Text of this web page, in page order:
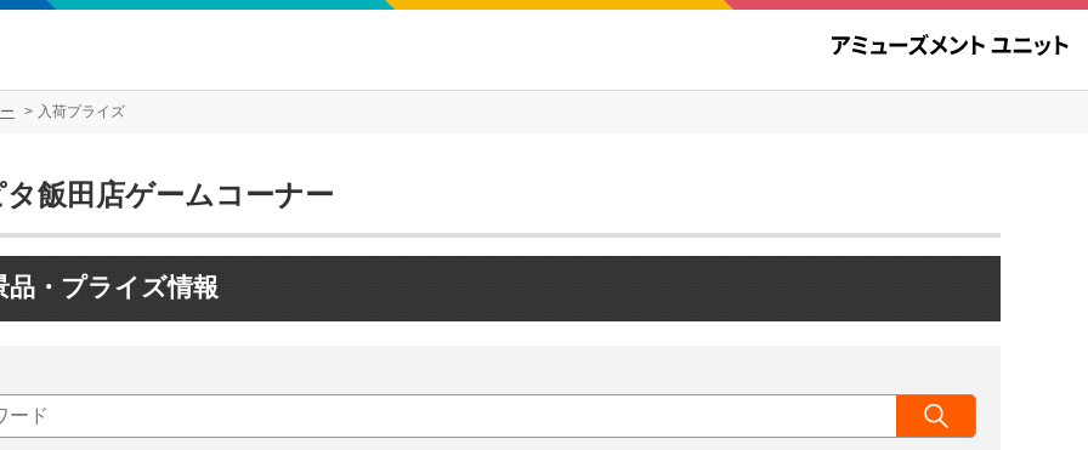
入荷プライズ
飯田店ゲームコーナー
品・プライズ情報